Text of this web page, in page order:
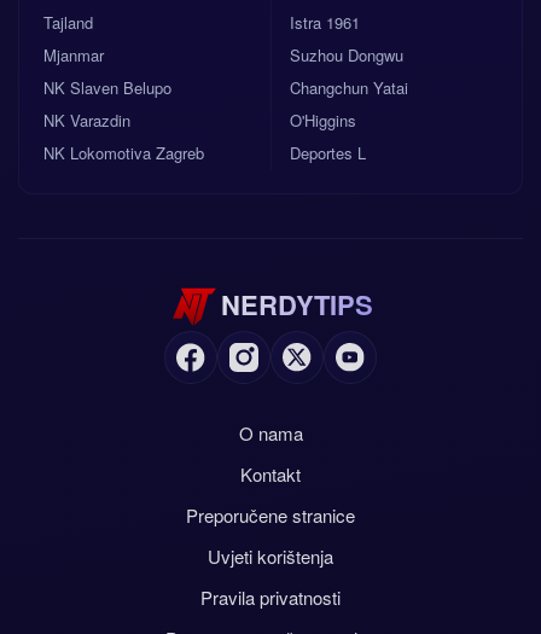
Tajland
Mjanmar
NK Slaven Belupo
NK Varazdin
NK Lokomotiva Zagreb
Istra 1961
Suzhou Dongwu
Changchun Yatai
O'Higgins
Deportes L
NERDYTIPS
O nama
Kontakt
Preporučene stranice
Uvjeti korištenja
Pravila privatnosti